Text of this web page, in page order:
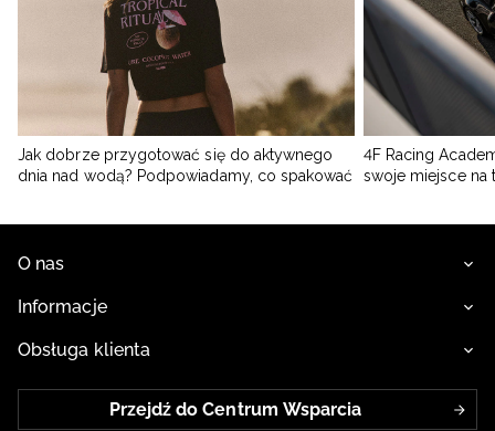
Jak dobrze przygotować się do aktywnego
dnia nad wodą? Podpowiadamy, co spakować
4F Racing
swoje miejsce na
O nas
Informacje
Obsługa klienta
Przejdź do Centrum Wsparcia